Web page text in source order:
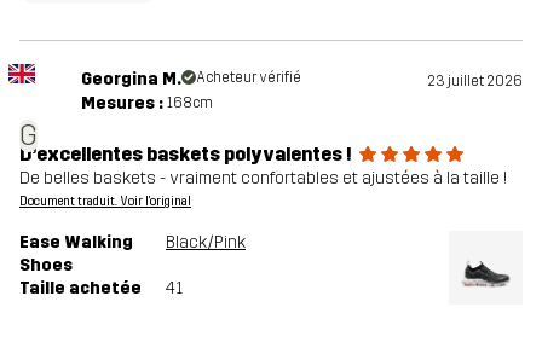
G
Georgina M. Acheteur vérifié 23 juillet 2026
Mesures : 168cm
D’excellentes baskets polyvalentes !
De belles baskets - vraiment confortables et ajustées à la taille !
Document traduit. Voir l'original
Ease Walking
Shoes
Black/Pink
Taille achetée 41